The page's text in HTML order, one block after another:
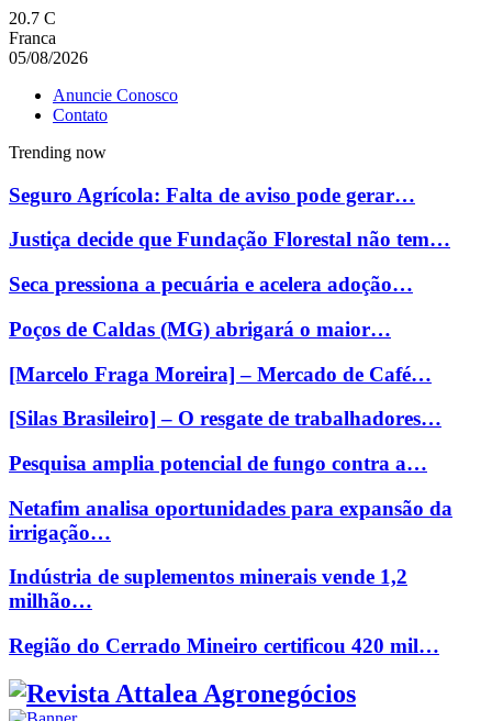
20.7 C
Franca
05/08/2026
Anuncie Conosco
Contato
Trending now
Seguro Agrícola: Falta de aviso pode gerar…
Justiça decide que Fundação Florestal não tem…
Seca pressiona a pecuária e acelera adoção…
Poços de Caldas (MG) abrigará o maior…
[Marcelo Fraga Moreira] – Mercado de Café…
[Silas Brasileiro] – O resgate de trabalhadores…
Pesquisa amplia potencial de fungo contra a…
Netafim analisa oportunidades para expansão da
irrigação…
Indústria de suplementos minerais vende 1,2
milhão…
Região do Cerrado Mineiro certificou 420 mil…
Facebook
Twitter
Instagram
Linkedin
Youtube
Email